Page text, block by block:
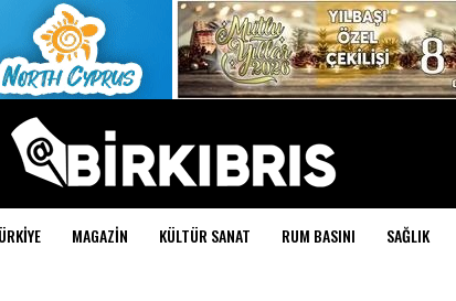
MAGAZIN KÜLTÜR SANAT RUM BASINI SAĞLIK